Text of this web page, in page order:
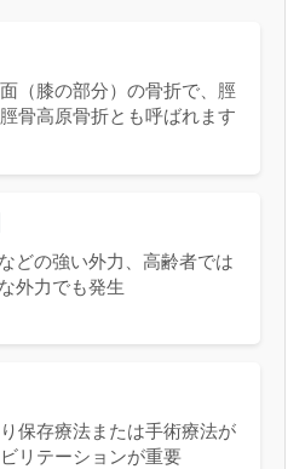
（膝の部分）の骨折で、脛
骨高原骨折とも呼ばれます
どの強い外力、高齢者では
外力でも発生
保存療法または手術療法が
リテーションが重要